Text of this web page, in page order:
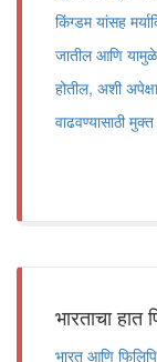
किंग्डम यांसह
जातील आणि यामुळे
होतील, अशी
वाढवण्यासाठी
भारताचा हात
भारत आणि